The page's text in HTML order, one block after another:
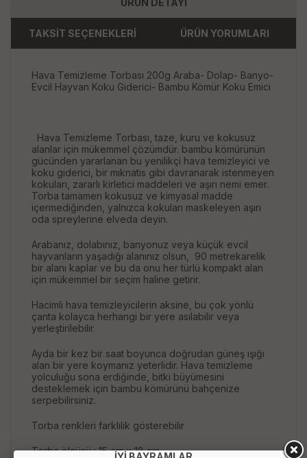
ÜRÜN DETAYI
TAKSİT SEÇENEKLERİ ÜRÜN YORUMLARI
Hava Temizleme Torbası 200g Araba- Dolap- Banyo-
Evcil Hayvan Koku Giderici- Bambu Kömür Koku Emici
Hava Temizleme Torbası, taze, kuru ve kokusuz
alanlar için mükemmel çözümdür. bambu kömürünün
gücünden yararlanan bu yenilikçi hava temizleyici ve
koku giderici, bir mıknatıs gibi davranarak istenmeyen
kokuları, zararlı kirletici maddeleri ve aşırı nemi emer.
Torba tamamen kokusuz ve kimyasal madde
içermediğinden, yalnızca kokuları maskeleyen aşırı
oda spreylerine elveda deyin.
Arabanız, dolabınız, banyonuz veya küçük evcil
hayvanların yaşadığı alanınız olsun, 90 metrekarelik
bir alanı kaplar ve bu da onu her türlü kompakt alan
için mükemmel bir seçim haline getirir.
Hacimli hava temizleyicilerin aksine, bu çok yönlü
çanta kolayca herhangi bir yere asılabilir veya
yerleştirilebilir.
Ayda bir kez bir saat boyunca doğrudan güneş ışığı
alan bir yere koymanız yeterlidir. Hava temizleme
yolculuğu sona erdiğinde, bitki büyümesini
desteklemek için bambu kömürünü bahçenize
serpebilirsiniz.
Torba renkleri farklılık gösterebilir
Torba ölçüsü : 15 cm x 18 cm